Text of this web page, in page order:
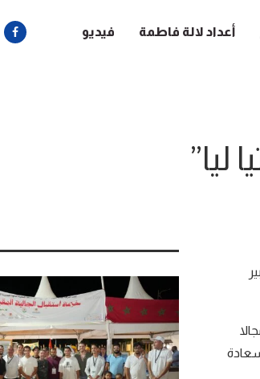
أعداد لالة فاطمة فيديو
ليا”